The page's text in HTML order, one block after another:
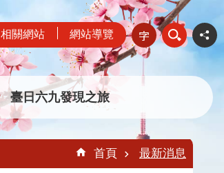
相關網站 網站導覽
臺日六九發現之旅
首頁 最新消息